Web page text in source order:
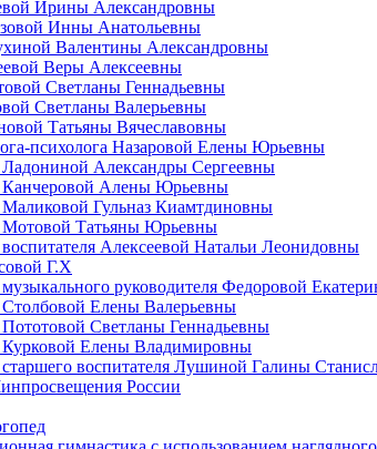
Ирины Александровны
Инны Анатольевны
Валентины Александровны
Веры Алексеевны
Светланы Геннадьевны
Светланы Валерьевны
Татьяны Вячеславовны
психолога Назаровой Елены Юрьевны
Александры Сергеевны
Канчеровой Алены Юрьевны
Гульназ Киамтдиновны
Мотовой Татьяны Юрьевны
Алексеевой Натальи Леонидовны
Г.Х
руководителя Федоровой
Елены Валерьевны
Светланы Геннадьевны
Курковой Елены Владимировны
воспитателя Лушиной Галины
России